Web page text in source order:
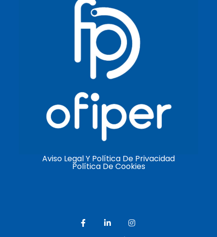
Aviso Legal Y Política De Privacidad
Política De Cookies